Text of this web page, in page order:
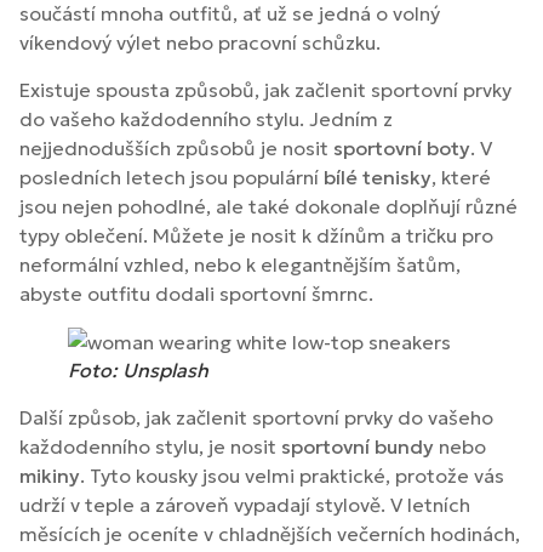
součástí mnoha outfitů, ať už se jedná o volný
víkendový výlet nebo pracovní schůzku.
Existuje spousta způsobů, jak začlenit sportovní prvky
do vašeho každodenního stylu. Jedním z
nejjednodušších způsobů je nosit sportovní boty. V
posledních letech jsou populární bílé tenisky, které
jsou nejen pohodlné, ale také dokonale doplňují různé
typy oblečení. Můžete je nosit k džínům a tričku pro
neformální vzhled, nebo k elegantnějším šatům,
abyste outfitu dodali sportovní šmrnc.
Foto: Unsplash
Další způsob, jak začlenit sportovní prvky do vašeho
každodenního stylu, je nosit sportovní bundy nebo
mikiny. Tyto kousky jsou velmi praktické, protože vás
udrží v teple a zároveň vypadají stylově. V letních
měsících je oceníte v chladnějších večerních hodinách,